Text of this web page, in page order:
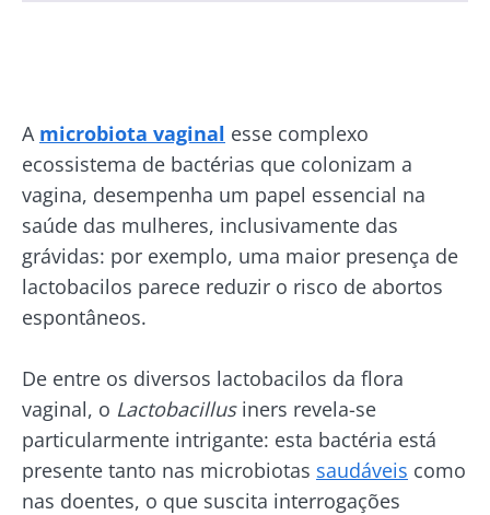
A microbiota vaginal esse complexo
ecossistema de bactérias que colonizam a
vagina, desempenha um papel essencial na
saúde das mulheres, inclusivamente das
grávidas: por exemplo, uma maior presença de
lactobacilos parece reduzir o risco de abortos
espontâneos.
De entre os diversos lactobacilos da flora
vaginal, o Lactobacillusiners revela-se
particularmente intrigante: esta bactéria está
presente tanto nas microbiotas saudáveis como
nas doentes, o que suscita interrogações